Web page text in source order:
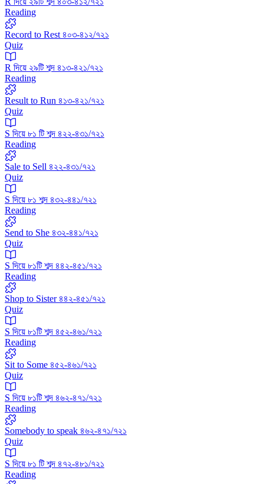
Reading
Record to Rest ৪০৩-৪১২/৭২১
Quiz
R দিয়ে ২৯টি শব্দ ৪১৩-৪২১/৭২১
Reading
Result to Run ৪১৩-৪২১/৭২১
Quiz
S দিয়ে ৮১ টি শব্দ ৪২২-৪৩১/৭২১
Reading
Sale to Sell ৪২২-৪৩১/৭২১
Quiz
‍S দিয়ে ৮১ শব্দ ৪৩২-৪৪১/৭২১
Reading
Send to She ৪৩২-৪৪১/৭২১
Quiz
S দিয়ে ৮১টি শব্দ ৪৪২-৪৫১/৭২১
Reading
Shop to Sister ৪৪২-৪৫১/৭২১
Quiz
S দিয়ে ৮১টি শব্দ ৪৫২-৪৬১/৭২১
Reading
Sit to Some ৪৫২-৪৬১/৭২১
Quiz
S দিয়ে ৮১টি শব্দ ৪৬২-৪৭১/৭২১
Reading
Somebody to speak ৪৬২-৪৭১/৭২১
Quiz
S দিয়ে ৮১ টি শব্দ ৪৭২-৪৮১/৭২১
Reading